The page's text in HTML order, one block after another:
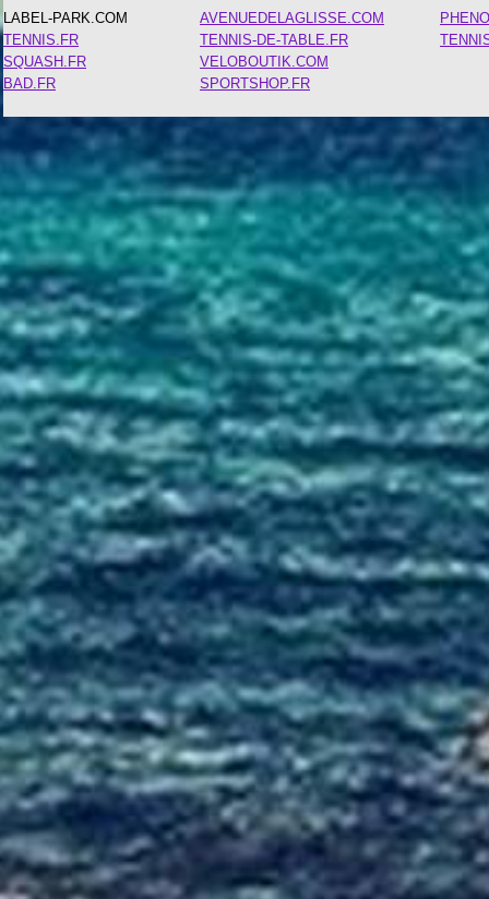
LABEL-PARK.COM
TENNIS.FR
SQUASH.FR
BAD.FR
AVENUEDELAGLISSE.COM
TENNIS-DE-TABLE.FR
VELOBOUTIK.COM
SPORTSHOP.FR